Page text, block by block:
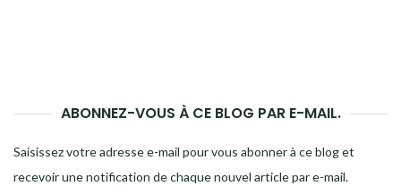
ABONNEZ-VOUS À CE BLOG PAR E-MAIL.
Saisissez votre adresse e-mail pour vous abonner à ce blog et
recevoir une notification de chaque nouvel article par e-mail.